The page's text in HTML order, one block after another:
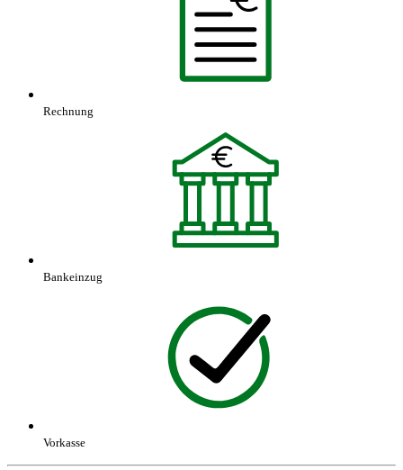
Rechnung
Bankeinzug
Vorkasse